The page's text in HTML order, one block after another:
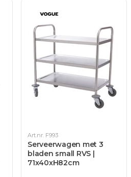
Art.nr. F993
Serveerwagen met 3
bladen small RVS |
71x40xH82cm